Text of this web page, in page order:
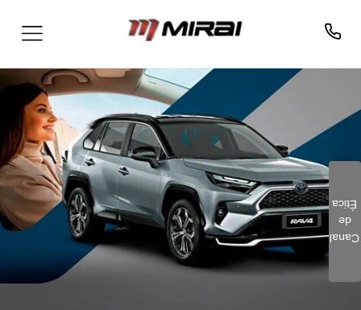
Canal
de
Ética
Clique aqui e preencha o
formulário. Este é um
canal seguro